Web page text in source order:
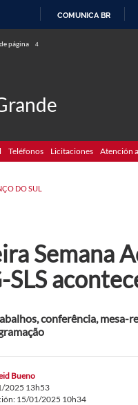
COMUNICA BR
página 4
Teléfonos Licitaciones Atención
DO SUL
Semana
SLS
conferência, mesa-
Bueno
2025 13h53
15/01/2025 10h34